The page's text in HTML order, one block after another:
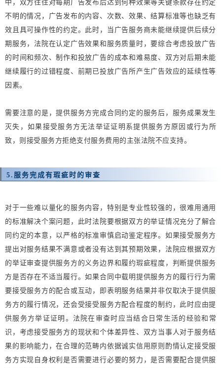
中，双方往往对每期广告发布后达到何种效果等关键条款存在约定
不明的情况，广告发布的内容、次数、效果、结算标准等也缺乏有
效且具可操作性的约定。此时，当广告服务商未能继续提供后续分
期服务，法院在认定广告效果和服务质量时，要综合考虑投放广告
的时间和频次、制作和投放广告的成本和难易度、双方对后期未能
继续履行的过错程度、前期已投放广告所产生广告效应的延续性等
因素。
需要注意的是，提供服务方完成合同约定的服务后，服务成果发生
灭失，如果接受服务方无法举证证明系提供服务方原因或行为所
致，则接受服务方拒绝支付服务费用的主张法院不应支持。
5. 服务完成有瑕疵时的审查
对于一些难以量化的服务内容，特别是专业性较强的，很难用通用
的标准解决个案问题，此时法院要根据双方的举证情况充分了解合
同约定的本意，以严格的标准审慎启动鉴定程序。如果接受服务方
提出对服务结果不满意或者没有达到其预期效果，法院应根据双方
的举证审查提供服务方的义务边界和履约瑕疵程度，判断提供服务
方是否存在不适当履行。如果合同中载明提供服务方的履行行为需
要接受服务方的配合或互动，即表明服务结果并非仅取决于提供服
务方的履行情况，还会受接受服务方配合程度的制约，此时应由提
供服务方举证证明。法院在审查时应当结合日常生活的经验和常
识，考虑接受服务方的现状和个体差异性、双方当事人对于服务结
果的影响能力，在合理的范畴内依据诚实信用原则酌情认定接受服
务方实现自身权利是否需要进行必要的努力，是否需要配合提供服